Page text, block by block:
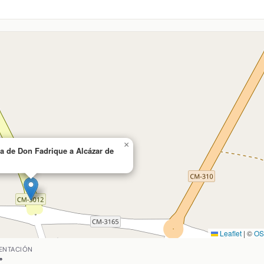
de Don Fadrique a Alcázar de
×
Leaflet | ©
Alcázar de San Juan en Alcázar de San Juan, Ciudad